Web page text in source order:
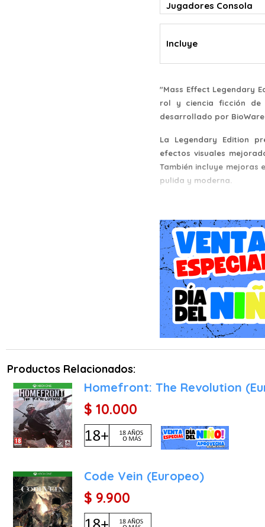
Jugadores Consola
Incluye
"Mass Effect Legendary
rol y ciencia ficción de
desarrollado por
La Legendary Edition
efectos visuales
También incluye mejoras
pulida y moderna.
galaxia de una
afectan el desarrollo de
El juego combina
interactivos para crear
personalizar a su
en el desarrollo de la
"Mass Effect
Con su rica narrativa,
Productos Relacionados:
Homefront: The Revolution
$ 10.000
Code Vein (Europeo)
$ 9.900